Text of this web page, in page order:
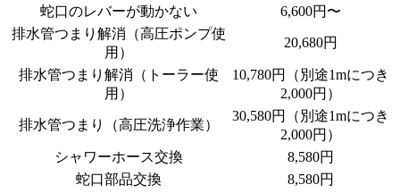
蛇口のレバーが動かない
6,600円〜
排水管つまり解消（高圧ポンプ使
用）
20,680円
排水管つまり解消（トーラー使
用）
10,780円（別途1mにつき
2,000円）
排水管つまり（高圧洗浄作業）
30,580円（別途1mにつき
2,000円）
シャワーホース交換
8,580円
蛇口部品交換
8,580円